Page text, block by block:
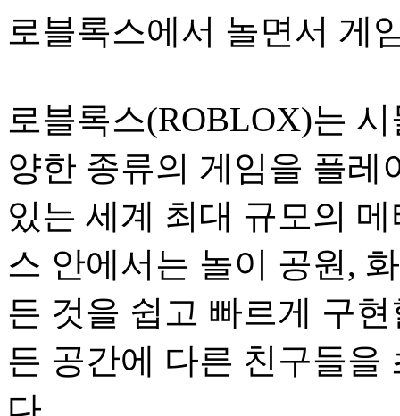
로블록스에서 놀면서 게
로블록스(ROBLOX)는
양한 종류의 게임을 플레
있는 세계 최대 규모의
스 안에서는 놀이 공원,
든 것을 쉽고 빠르게 구
든 공간에 다른 친구들을
다.